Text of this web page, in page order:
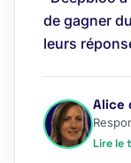
de gagner
leurs
Alice
Lire le